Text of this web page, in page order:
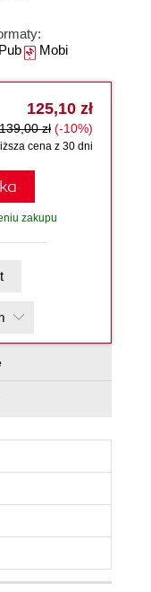
Mobi
125,10 zł
139,00 zł (-10%)
cena z 30 dni
zakupu